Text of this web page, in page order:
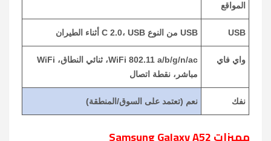
المواقع
USB USB من النوع C 2.0، USB أثناء الطيران
واي فاي
WiFi 802.11 a/b/g/n/ac، ثنائي النطاق، WiFi
مباشر، نقطة اتصال
نفك نعم (تعتمد على السوق/المنطقة)